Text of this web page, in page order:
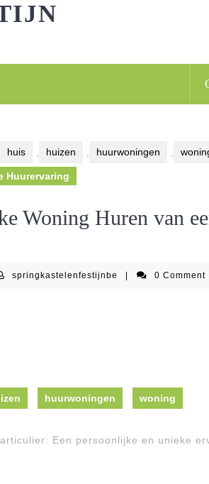
huis huizen huurwoningen
Huurervaring
Woning Huren van
springkastelenfestijnbe 0 Comment
huurwoningen woning
Een persoonlijke en unieke